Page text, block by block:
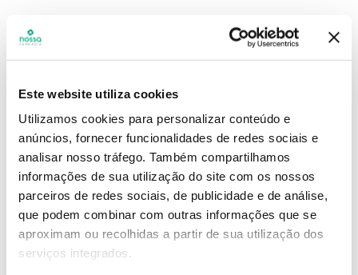
Este website utiliza cookies
Utilizamos cookies para personalizar conteúdo e
anúncios, fornecer funcionalidades de redes sociais e
analisar nosso tráfego. Também compartilhamos
informações de sua utilização do site com os nossos
parceiros de redes sociais, de publicidade e de análise,
que podem combinar com outras informações que se
aproximam ou recolhidas a partir de sua utilização dos
serviços integrados.